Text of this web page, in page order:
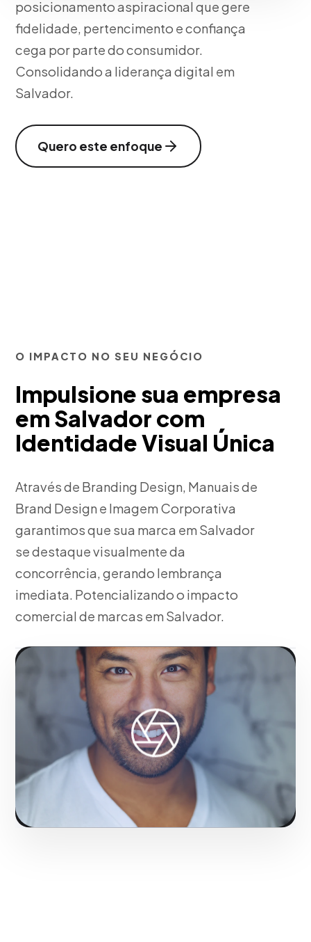
posicionamento aspiracional que gere
fidelidade, pertencimento e confiança
cega por parte do consumidor.
Consolidando a liderança digital em
Salvador.
Quero este enfoque
O IMPACTO NO SEU NEGÓCIO
Impulsione sua empresa
em Salvador com
Identidade Visual Única
Através de Branding Design, Manuais de
Brand Design e Imagem Corporativa
garantimos que sua marca em Salvador
se destaque visualmente da
concorrência, gerando lembrança
imediata. Potencializando o impacto
comercial de marcas em Salvador.
Fase 1:
A partir da nossa experiência, pesquisa sobre
arquétipos e psicologia do consumidor.
Potencializando o impacto comercial de marcas em
Solicitar serviço